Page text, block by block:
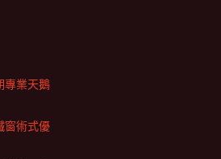
專業天鵝
窗術式優